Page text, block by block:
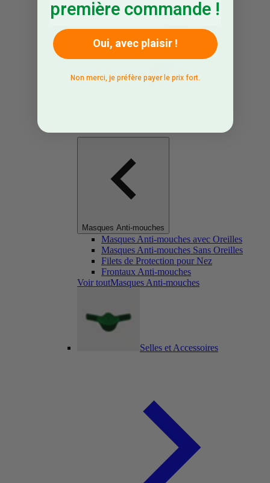
Masques Anti-mouches
Masques Anti-mouches avec Oreilles
Masques Anti-mouches Sans Oreilles
Filets de Protection pour Nez
Frontaux Anti-mouches
Voir toutMasques Anti-mouches
Selles et Accessoires
première commande !
Oui, avec plaisir !
Non merci, je préfère payer le prix fort.